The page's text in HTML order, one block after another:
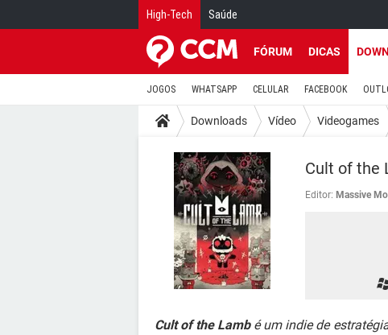
High-Tech Saúde
FÓRUM DICAS
JOGOS WHATSAPP CELULAR FACEBOOK
Downloads Vídeo Videogames
Cult of the
Editor: Massive
Cult of the Lambé um indie de